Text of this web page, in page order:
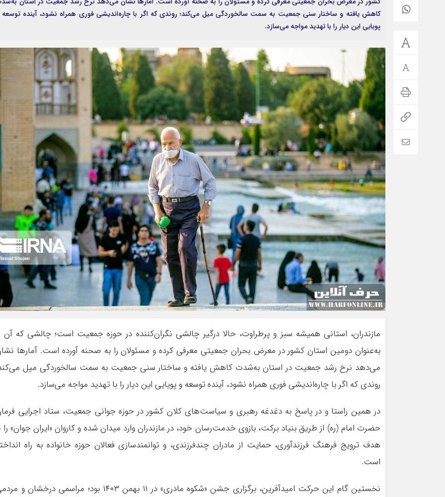
کاهش یافته و ساختار سنی جمعیت به سمت سالخوردگی میل می‌کند؛ روندی که اگر با چاره‌اندیشی فوری همراه نشود، آینده
پویایی این دیار را با تهدید مواجه می‌سازد.
مازندران، استانی همیشه سبز و پرطراوت، حالا درگیر چالشی نگران‌کننده در حوزه جمعیت است؛ چالشی که آن
به‌عنوان دومین استان کشور در معرض بحران جمعیتی معرفی کرده و مسئولان را به صحنه آورده است. آمارها
می‌دهد نرخ رشد جمعیت در استان به‌شدت کاهش یافته و ساختار سنی جمعیت به سمت سالخوردگی میل
روندی که اگر با چاره‌اندیشی فوری همراه نشود، آینده توسعه و پویایی این دیار را با تهدید مواجه می‌سازد.
در همین راستا و در پاسخ به دغدغه رهبری و سیاست‌های کلان کشور در حوزه جوانی جمعیت، ستاد اجرایی
حضرت امام (ره) از طریق بنیاد برکت، بازوی خدمت‌رسان خود، در مازندران وارد میدان شده و کاروان «ایران جوان» را
هدف ترویج فرهنگ فرزندآوری، حمایت از مادران چندفرزندی، و توانمندسازی فعالان حوزه خانواده به راه
است.
نخستین گام این حرکت امیدآفرین، برگزاری جشن «شکوه مادری» در ۱۱ بهمن ۱۴۰۳ بود؛ مراسمی درخشان